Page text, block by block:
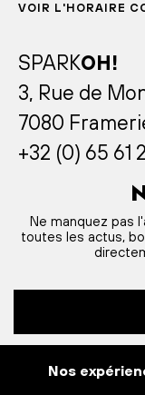
VOIR L'HORAIRE
SPARKOH!
3, Rue de
7080
+32 (0) 65 61
Ne manquez pas
toutes les actus,
Nos